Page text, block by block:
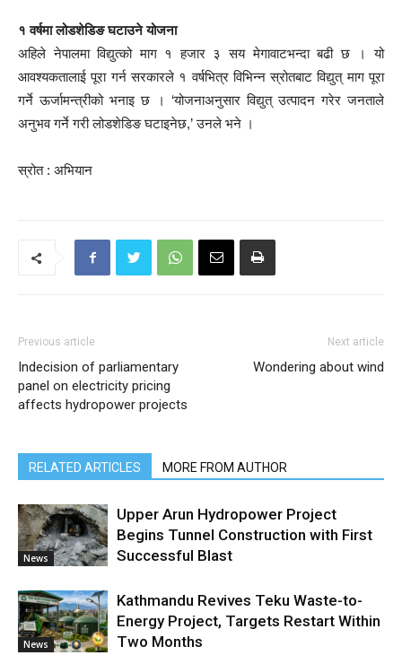
१ वर्षमा लोडशेडिङ घटाउने योजना
अहिले नेपालमा विद्युत्को माग १ हजार ३ सय मेगावाटभन्दा बढी छ । यो
आवश्यकतालाई पूरा गर्न सरकारले १ वर्षभित्र विभिन्न स्रोतबाट विद्युत् माग पूरा
गर्ने ऊर्जामन्त्रीको भनाइ छ । ‘योजनाअनुसार विद्युत् उत्पादन गरेर जनताले
अनुभव गर्ने गरी लोडशेडिङ घटाइनेछ,’ उनले भने ।
स्रोत : अभियान
Previous article
Indecision of parliamentary
panel on electricity pricing
affects hydropower projects
Next article
Wondering about wind
RELATED ARTICLES MORE FROM AUTHOR
News
Upper Arun Hydropower Project
Begins Tunnel Construction with First
Successful Blast
News
Kathmandu Revives Teku Waste-to-
Energy Project, Targets Restart Within
Two Months